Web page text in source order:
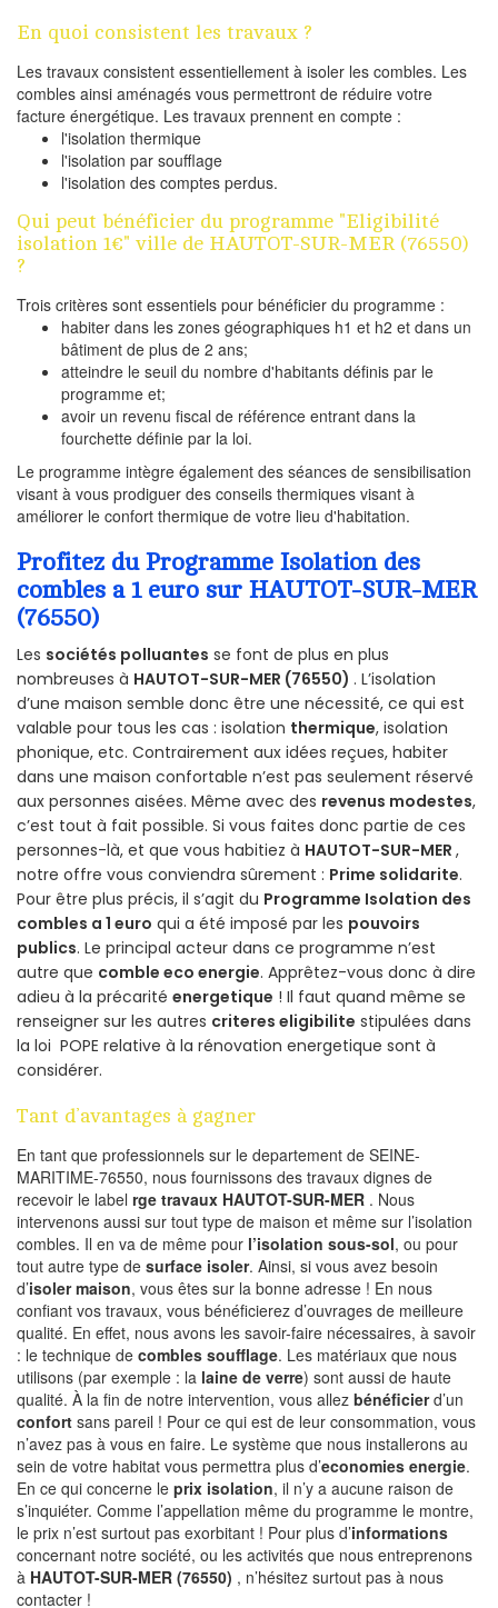
En quoi consistent les travaux ?
Les travaux consistent essentiellement à isoler les combles. Les
combles ainsi aménagés vous permettront de réduire votre
facture énergétique. Les travaux prennent en compte :
l'isolation thermique
l'isolation par soufflage
l'isolation des comptes perdus.
Qui peut bénéficier du programme "Eligibilité
isolation 1€" ville de HAUTOT-SUR-MER (76550)
?
Trois critères sont essentiels pour bénéficier du programme :
habiter dans les zones géographiques h1 et h2 et dans un
bâtiment de plus de 2 ans;
atteindre le seuil du nombre d'habitants définis par le
programme et;
avoir un revenu fiscal de référence entrant dans la
fourchette définie par la loi.
Le programme intègre également des séances de sensibilisation
visant à vous prodiguer des conseils thermiques visant à
améliorer le confort thermique de votre lieu d'habitation.
Profitez du Programme Isolation des
combles a 1 euro sur HAUTOT-SUR-MER
(76550)
Les sociétés polluantes se font de plus en plus
nombreuses à HAUTOT-SUR-MER (76550) . L’isolation
d’une maison semble donc être une nécessité, ce qui est
valable pour tous les cas : isolation thermique, isolation
phonique, etc. Contrairement aux idées reçues, habiter
dans une maison confortable n’est pas seulement réservé
aux personnes aisées. Même avec des revenus modestes,
c’est tout à fait possible. Si vous faites donc partie de ces
personnes-là, et que vous habitiez à HAUTOT-SUR-MER ,
notre offre vous conviendra sûrement : Prime solidarite.
Pour être plus précis, il s’agit du Programme Isolation des
combles a 1 euro qui a été imposé par les pouvoirs
publics. Le principal acteur dans ce programme n’est
autre que comble eco energie. Apprêtez-vous donc à dire
adieu à la précarité energetique ! Il faut quand même se
renseigner sur les autres criteres eligibilite stipulées dans
la loi POPE relative à la rénovation energetique sont à
considérer.
Tant d’avantages à gagner
En tant que professionnels sur le departement de SEINE-
MARITIME-76550, nous fournissons des travaux dignes de
recevoir le label rge travaux HAUTOT-SUR-MER . Nous
intervenons aussi sur tout type de maison et même sur l’isolation
combles. Il en va de même pour l’isolation sous-sol, ou pour
tout autre type de surface isoler. Ainsi, si vous avez besoin
d’isoler maison, vous êtes sur la bonne adresse ! En nous
confiant vos travaux, vous bénéficierez d’ouvrages de meilleure
qualité. En effet, nous avons les savoir-faire nécessaires, à savoir
: le technique de combles soufflage. Les matériaux que nous
utilisons (par exemple : la laine de verre) sont aussi de haute
qualité. À la fin de notre intervention, vous allez bénéficierd’un
confort sans pareil ! Pour ce qui est de leur consommation, vous
n’avez pas à vous en faire. Le système que nous installerons au
sein de votre habitat vous permettra plus d’economies energie.
En ce qui concerne le prix isolation, il n’y a aucune raison de
s’inquiéter. Comme l’appellation même du programme le montre,
le prix n’est surtout pas exorbitant ! Pour plus d’informations
concernant notre société, ou les activités que nous entreprenons
à HAUTOT-SUR-MER (76550) , n’hésitez surtout pas à nous
contacter !